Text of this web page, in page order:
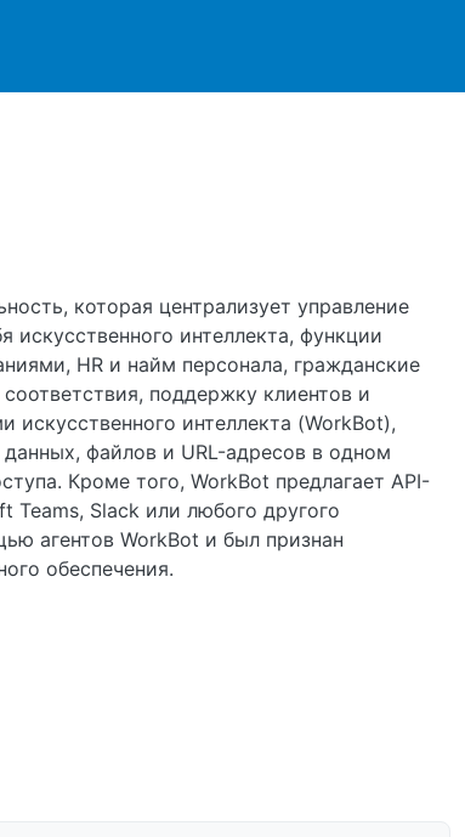
которая централизует управление
интеллекта, функции
HR и найм персонала, гражданские
поддержку клиентов и
искусственного интеллекта (WorkBot),
файлов и URL-адресов в одном
Кроме того, WorkBot предлагает API-
Slack или любого другого
агентов WorkBot и был признан
обеспечения.